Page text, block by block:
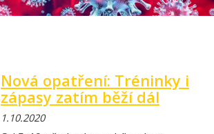
Nová opatření: Tréninky i
zápasy zatím běží dál
1.10.2020